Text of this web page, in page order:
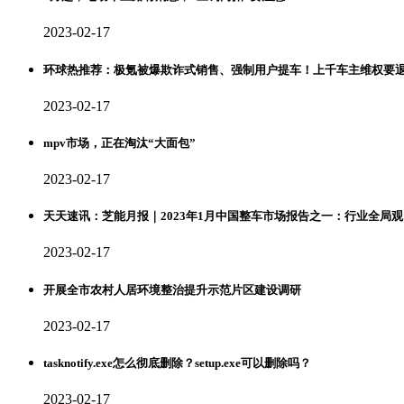
2023-02-17
环球热推荐：极氪被爆欺诈式销售、强制用户提车！上千车主维权
2023-02-17
mpv市场，正在淘汰“大面包”
2023-02-17
天天速讯：芝能月报｜2023年1月中国整车市场报告之一：行业全局观
2023-02-17
开展全市农村人居环境整治提升示范片区建设调研
2023-02-17
tasknotify.exe怎么彻底删除？setup.exe可以删除吗？
2023-02-17